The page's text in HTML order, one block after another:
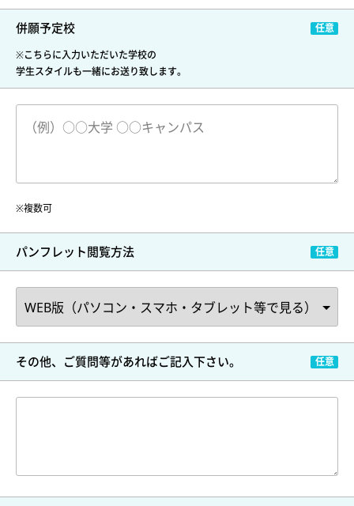
併願予定校
※こちらに入力いただいた学校の
学生スタイルも一緒にお送り致します。
※複数可
パンフレット閲覧方法
その他、ご質問等があればご記入下さい。